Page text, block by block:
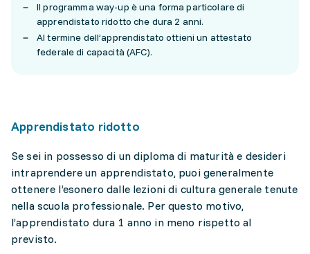
Il programma way-up è una forma particolare di
apprendistato ridotto che dura 2 anni.
Al termine dell’apprendistato ottieni un attestato
federale di capacità (AFC).
Apprendistato ridotto
Se sei in possesso di un diploma di maturità e desideri
intraprendere un apprendistato, puoi generalmente
ottenere l’esonero dalle lezioni di cultura generale tenute
nella scuola professionale. Per questo motivo,
l’apprendistato dura 1 anno in meno rispetto al
previsto.